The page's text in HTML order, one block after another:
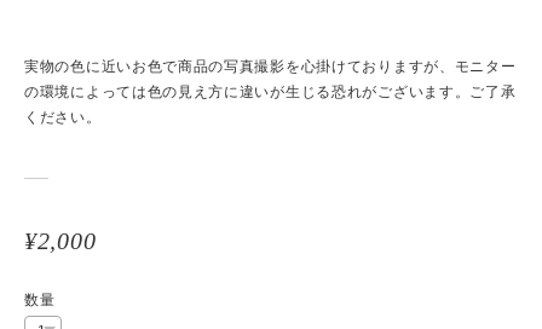
実物の色に近いお色で商品の写真撮影を心掛けておりますが、モニター
の環境によっては色の見え方に違いが生じる恐れがございます。ご了承
ください。
¥2,000
数量